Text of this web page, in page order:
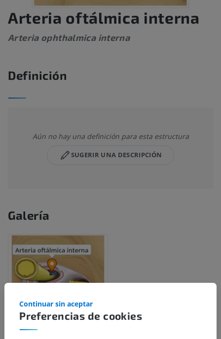
Arteria oftálmica interna
Arteria ophthalmica interna
Definición
Aún no hay una definición para esta estructura
SUGERIR UNA DESCRIPCIÓN
Galería
Preferencias de cookies
Continuar sin aceptar